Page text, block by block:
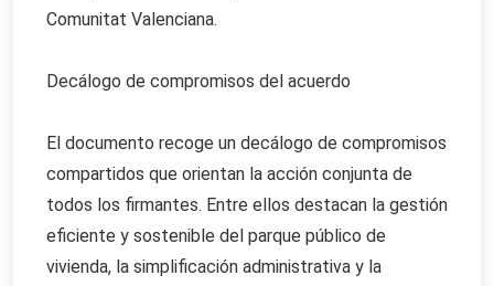
Comunitat Valenciana.
Decálogo de compromisos del acuerdo
El documento recoge un decálogo de compromisos
compartidos que orientan la acción conjunta de
todos los firmantes. Entre ellos destacan la gestión
eficiente y sostenible del parque público de
vivienda, la simplificación administrativa y la